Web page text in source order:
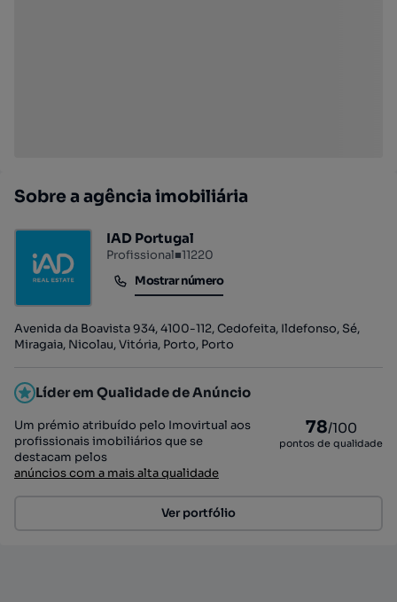
Sobre a agência imobiliária
IAD Portugal
Profissional■11220
Mostrar número
Mostrar número
Avenida da Boavista 934, 4100-112, Cedofeita, Ildefonso, Sé,
Miragaia, Nicolau, Vitória, Porto, Porto
Líder em Qualidade de Anúncio
Um prémio atribuído pelo Imovirtual aos
profissionais imobiliários que se
destacam pelos
anúncios com a mais alta qualidade
78/100
pontos de qualidade
Ver portfólio